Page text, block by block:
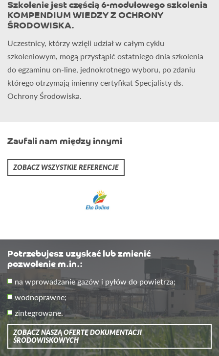
Szkolenie jest częścią 6-modułowego szkolenia
KOMPENDIUM WIEDZY Z OCHRONY
ŚRODOWISKA.
Uczestnicy, którzy wzięli udział w całym cyklu
szkoleniowym, mogą przystąpić ostatniego dnia szkolenia
do egzaminu on-line, jednokrotnego wyboru, po zdaniu
którego otrzymają imienny certyfikat Specjalisty ds.
Ochrony Środowiska.
Zaufali nam między innymi
ZOBACZ WSZYSTKIE REFERENCJE
Potrzebujesz uzyskać lub zmienić
pozwolenie m.in.:
na wprowadzanie gazów i pyłów do powietrza;
wodnoprawne;
zintegrowane.
ZOBACZ NASZĄ OFERTĘ DOKUMENTACJI
ŚRODOWISKOWYCH